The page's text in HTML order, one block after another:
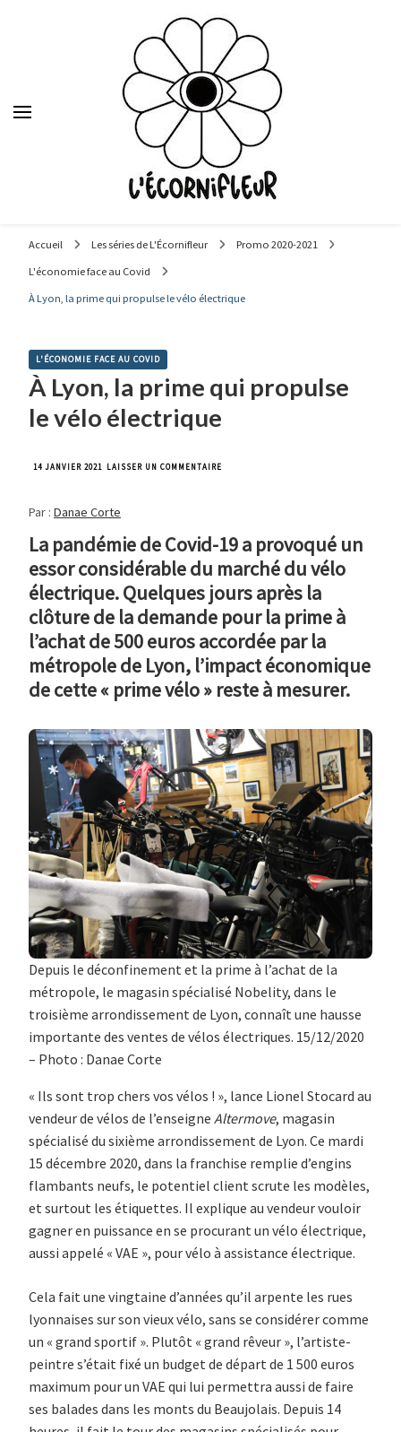
depuis 1992.
Accueil Les séries de L'Écornifleur
Promo 2020-2021
L'économie face au Covid
À Lyon, la prime qui propulse le vélo électrique
L'ÉCONOMIE FACE AU COVID
À Lyon, la prime qui propulse
le vélo électrique
14 JANVIER 2021 LAISSER UN COMMENTAIRE
QUI
PROPULSE
LE
ÉLECTRIQUE
Par : Danae Corte
La pandémie de Covid-19 a provoqué un
essor considérable du marché du vélo
électrique. Quelques jours après la
clôture de la demande pour la prime à
l’achat de 500 euros accordée par la
métropole de Lyon, l’impact économique
de cette « prime vélo » reste à mesurer.
Depuis le déconfinement et la prime à l’achat de la
métropole, le magasin spécialisé Nobelity, dans le
troisième arrondissement de Lyon, connaît une hausse
importante des ventes de vélos électriques. 15/12/2020
– Photo : Danae Corte
« Ils sont trop chers vos vélos ! », lance Lionel Stocard au
vendeur de vélos de l’enseigne Altermove, magasin
spécialisé du sixième arrondissement de Lyon. Ce mardi
15 décembre 2020, dans la franchise remplie d’engins
flambants neufs, le potentiel client scrute les modèles,
et surtout les étiquettes. Il explique au vendeur vouloir
gagner en puissance en se procurant un vélo électrique,
aussi appelé « VAE », pour vélo à assistance électrique.
Cela fait une vingtaine d’années qu’il arpente les rues
lyonnaises sur son vieux vélo, sans se considérer comme
un « grand sportif ». Plutôt « grand rêveur », l’artiste-
peintre s’était fixé un budget de départ de 1 500 euros
maximum pour un VAE qui lui permettra aussi de faire
ses balades dans les monts du Beaujolais. Depuis 14